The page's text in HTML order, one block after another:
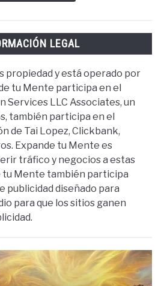
LEGAL
propiedad y está operado por
tu Mente participa en el
Services LLC Associates, un
también participa en el
de Tai Lopez, Clickbank,
Expande tu Mente es
tráfico y negocios a estas
tu Mente también participa
publicidad diseñado para
para que los sitios ganen